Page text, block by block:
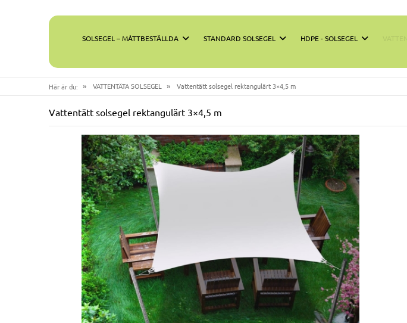
SOLSEGEL – MÅTTBESTÄLLDA STANDARD SOLSEGEL HDPE - SOLSEGEL
Här är du: » VATTENTÄTA SOLSEGEL » Vattentätt solsegel rektangulärt 3×4,5 m
Vattentätt solsegel rektangulärt 3×4,5 m